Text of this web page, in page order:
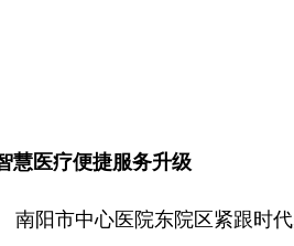
慧医疗便捷服务升级
南阳市中心医院东院区紧跟时